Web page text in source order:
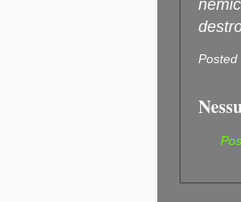
Posted